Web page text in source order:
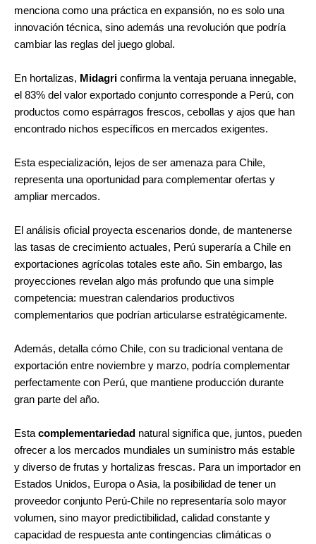
menciona como una práctica en expansión, no es solo una
innovación técnica, sino además una revolución que podría
cambiar las reglas del juego global.
En hortalizas, Midagri confirma la ventaja peruana innegable,
el 83% del valor exportado conjunto corresponde a Perú, con
productos como espárragos frescos, cebollas y ajos que han
encontrado nichos específicos en mercados exigentes.
Esta especialización, lejos de ser amenaza para Chile,
representa una oportunidad para complementar ofertas y
ampliar mercados.
El análisis oficial proyecta escenarios donde, de mantenerse
las tasas de crecimiento actuales, Perú superaría a Chile en
exportaciones agrícolas totales este año. Sin embargo, las
proyecciones revelan algo más profundo que una simple
competencia: muestran calendarios productivos
complementarios que podrían articularse estratégicamente.
Además, detalla cómo Chile, con su tradicional ventana de
exportación entre noviembre y marzo, podría complementar
perfectamente con Perú, que mantiene producción durante
gran parte del año.
Esta complementariedad natural significa que, juntos, pueden
ofrecer a los mercados mundiales un suministro más estable
y diverso de frutas y hortalizas frescas. Para un importador en
Estados Unidos, Europa o Asia, la posibilidad de tener un
proveedor conjunto Perú-Chile no representaría solo mayor
volumen, sino mayor predictibilidad, calidad constante y
capacidad de respuesta ante contingencias climáticas o